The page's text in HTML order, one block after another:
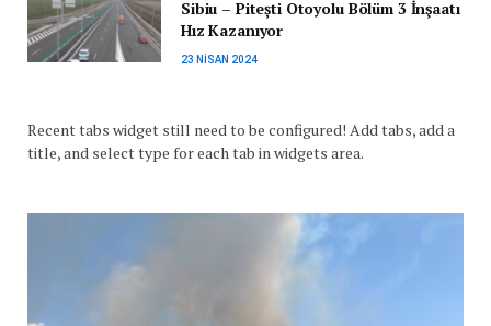
Sibiu – Pitești Otoyolu Bölüm 3 İnşaatı
Hız Kazanıyor
23 NISAN 2024
Recent tabs widget still need to be configured! Add tabs, add a
title, and select type for each tab in widgets area.